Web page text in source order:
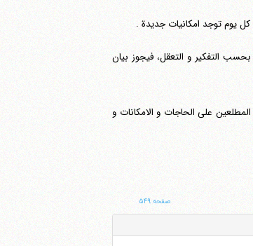
کل یوم توجد امکانیات جدیدة .
التفکیر و التعقل، فیجوز بیان
علی الحاجات و الامکانات و
صفحه ۵۴۹